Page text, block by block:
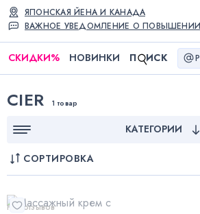
ВАЖНОЕ УВЕДОМЛЕНИЕ О ПОВЫШЕНИИ
ЯПОНСКАЯ ЙЕНА И КАНАДА
СКИДКИ% НОВИНКИ П ИСК
CIER 1 товар
КАТЕГОРИИ
СОРТИРОВКА
Нет отзывов